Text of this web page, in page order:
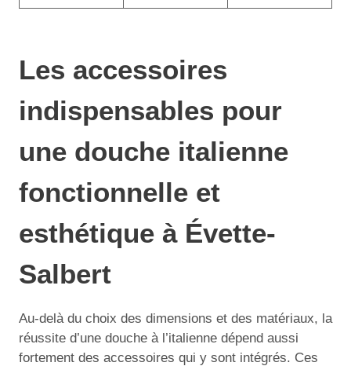
Les accessoires
indispensables pour
une douche italienne
fonctionnelle et
esthétique à Évette-
Salbert
Au-delà du choix des dimensions et des matériaux, la
réussite d’une douche à l’italienne dépend aussi
fortement des accessoires qui y sont intégrés. Ces